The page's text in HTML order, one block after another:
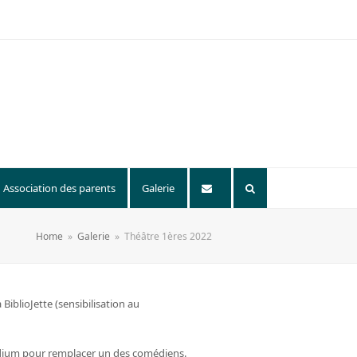
Association des parents Galerie
Home » Galerie » Théâtre 1ères 2022
(sensibilisation au
pour remplacer un des comédiens.